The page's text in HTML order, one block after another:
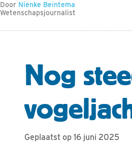
Door Nienke Beintema
Wetenschapsjournalist
Nog
Geplaatst op 16 juni 2025